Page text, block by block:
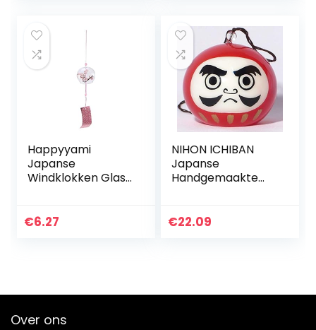
Happyyami
Japanse
Windklokken Glas
Ornamenten Auto
€6.27
NIHON ICHIBAN
Japanse
Handgemaakte
Talisman
€22.09
Over ons